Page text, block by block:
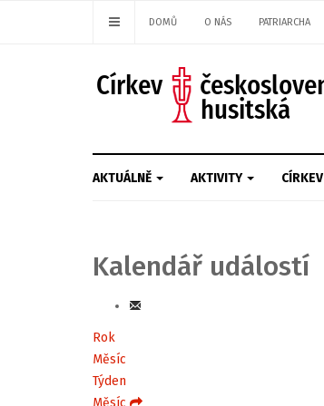
DOMŮ O NÁS PATRIARCHA
AKTUÁLNĚ AKTIVITY CÍRKEV
Kalendář událostí
Rok
Měsíc
Týden
Měsíc